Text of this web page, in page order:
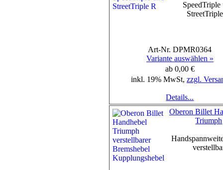
SpeedTriple
Art-Nr. DPMR0364
Variante auswählen »
ab 0,00 €
inkl. 19% MwSt, zzgl.
Details...
Oberon Billet
Triumph